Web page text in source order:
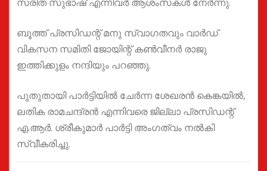
ബൂത്ത്‌ പ്രസിഡന്റ്‌ മനു സ്വാഗതവും വാർഡ്
വികസന സമിതി ജോയിന്റ് കൺവീനർ രാജു
ഇത്തിക്കുളം നന്ദിയും പറഞ്ഞു.
പുതുതായി പാർട്ടിയിൽ ചേർന്ന ശേഖരൻ കെങ്കയിൽ,
ലതിക രാമചന്ദ്രൻ എന്നിവരെ ജില്ലാ പ്രസിഡന്റ്‌
എ.ആർ. ശ്രീകുമാർ പാർട്ടി അംഗത്വം നൽകി
സ്വീകരിച്ചു.